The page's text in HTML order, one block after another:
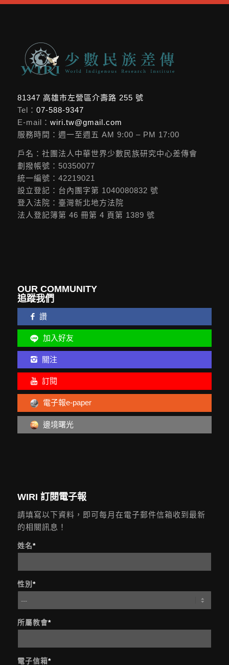
81347 高雄市左營區介壽路 255 號
Tel：
07-588-9347
E-mail：
服務時間：週一至週五 AM 9:00 – PM 17:00
戶名：社團法人中華世界少數民族研究中心差傳會
劃撥帳號：50350077
統一編號：42219021
OUR COMMUNITY
追蹤我們
讚
加入好友
關注
訂閱
請填寫以下資料，即可每月在電子郵件信箱收到最新
姓名 *
性別*
所屬教會*